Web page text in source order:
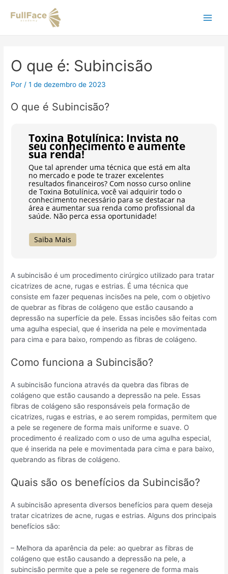
para
O que é: Subincisão
Por /1 de dezembro de 2023
O que é Subincisão?
Toxina Botulínica: Invista no
seu conhecimento e aumente
sua renda!
Que tal aprender uma técnica que está em alta
no mercado e pode te trazer excelentes
resultados financeiros? Com nosso curso online
de Toxina Botulínica, você vai adquirir todo o
conhecimento necessário para se destacar na
área e aumentar sua renda como profissional da
saúde. Não perca essa oportunidade!
Saiba Mais
A subincisão é um procedimento cirúrgico utilizado para tratar
cicatrizes de acne, rugas e estrias. É uma técnica que
consiste em fazer pequenas incisões na pele, com o objetivo
de quebrar as fibras de colágeno que estão causando a
depressão na superfície da pele. Essas incisões são feitas com
uma agulha especial, que é inserida na pele e movimentada
para cima e para baixo, rompendo as fibras de colágeno.
Como funciona a Subincisão?
A subincisão funciona através da quebra das fibras de
colágeno que estão causando a depressão na pele. Essas
fibras de colágeno são responsáveis pela formação de
cicatrizes, rugas e estrias, e ao serem rompidas, permitem que
a pele se regenere de forma mais uniforme e suave. O
procedimento é realizado com o uso de uma agulha especial,
que é inserida na pele e movimentada para cima e para baixo,
quebrando as fibras de colágeno.
Quais são os benefícios da Subincisão?
A subincisão apresenta diversos benefícios para quem deseja
tratar cicatrizes de acne, rugas e estrias. Alguns dos principais
benefícios são:
– Melhora da aparência da pele: ao quebrar as fibras de
colágeno que estão causando a depressão na pele, a
subincisão permite que a pele se regenere de forma mais
de